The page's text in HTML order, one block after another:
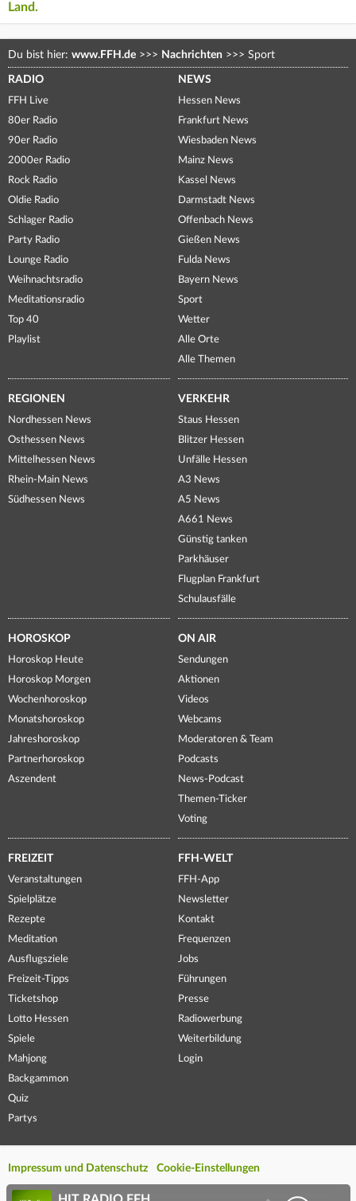
Land.
Du bist hier: www.FFH.de >>> Nachrichten >>> Sport
RADIO
FFH Live
80er Radio
90er Radio
2000er Radio
Rock Radio
Oldie Radio
Schlager Radio
Party Radio
Lounge Radio
Weihnachtsradio
Meditationsradio
Top 40
Playlist
NEWS
Hessen News
Frankfurt News
Wiesbaden News
Mainz News
Kassel News
Darmstadt News
Offenbach News
Gießen News
Fulda News
Bayern News
Sport
Wetter
Alle Orte
Alle Themen
REGIONEN
Nordhessen News
Osthessen News
Mittelhessen News
Rhein-Main News
Südhessen News
VERKEHR
Staus Hessen
Blitzer Hessen
Unfälle Hessen
A3 News
A5 News
A661 News
Günstig tanken
Parkhäuser
Flugplan Frankfurt
Schulausfälle
HOROSKOP
Horoskop Heute
Horoskop Morgen
Wochenhoroskop
Monatshoroskop
Jahreshoroskop
Partnerhoroskop
Aszendent
ON AIR
Sendungen
Aktionen
Videos
Webcams
Moderatoren & Team
Podcasts
News-Podcast
Themen-Ticker
Voting
FREIZEIT
Veranstaltungen
Spielplätze
Rezepte
Meditation
Ausflugsziele
Freizeit-Tipps
Ticketshop
Lotto Hessen
Spiele
Mahjong
Backgammon
Quiz
Partys
FFH-WELT
FFH-App
Newsletter
Kontakt
Frequenzen
Jobs
Führungen
Presse
Radiowerbung
Weiterbildung
Login
Impressum und Datenschutz Cookie-Einstellungen